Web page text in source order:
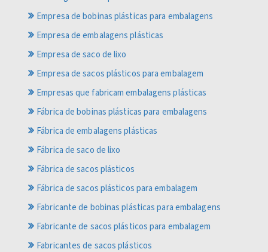
Empresa de bobinas plásticas para embalagens
Empresa de embalagens plásticas
Empresa de saco de lixo
Empresa de sacos plásticos para embalagem
Empresas que fabricam embalagens plásticas
Fábrica de bobinas plásticas para embalagens
Fábrica de embalagens plásticas
Fábrica de saco de lixo
Fábrica de sacos plásticos
Fábrica de sacos plásticos para embalagem
Fabricante de bobinas plásticas para embalagens
Fabricante de sacos plásticos para embalagem
Fabricantes de sacos plásticos